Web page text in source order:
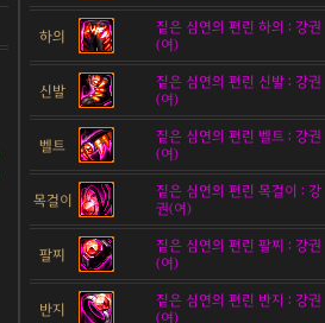
하의
짙은 심연의 편린 하의 : 강권
(여)
신발
짙은 심연의 편린 신발 : 강권
(여)
벨트
짙은 심연의 편린 벨트 : 강권
(여)
목걸이
짙은 심연의 편린 목걸이 : 강
권(여)
팔찌
짙은 심연의 편린 팔찌 : 강권
(여)
반지
짙은 심연의 편린 반지 : 강권
(여)